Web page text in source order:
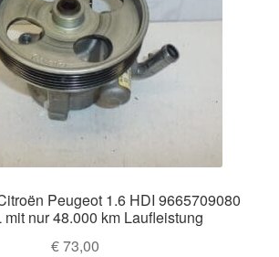
Peugeot 1.6 HDI 9665709080
mit nur 48.000 km Laufleistung
€73,00